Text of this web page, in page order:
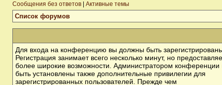
Сообщения без ответов Активные темы
Список форумов
Для входа на конференцию вы должны быть
Регистрация занимает всего несколько минут, но
более широкие возможности. Администратором конференции
быть установлены также дополнительные привилегии для
зарегистрированных пользователей. Прежде чем